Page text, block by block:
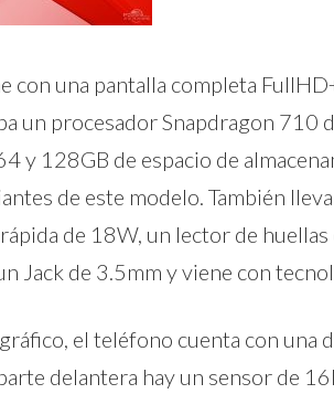
con una pantalla completa
un procesador Snapdragon 710
y 128GB de espacio de
de este modelo. También
de 18W, un lector de
Jack de 3.5mm y viene con
el teléfono cuenta con una
delantera hay un sensor de